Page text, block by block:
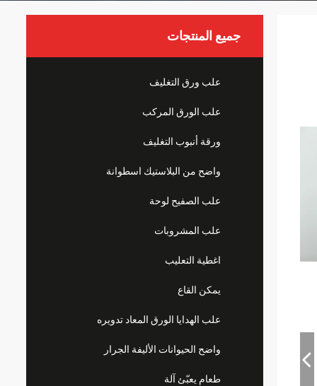
جميع المنتجات
علب ورق التغليف
علب الورق المركب
ورقة أنبوب التغليف
واضح من البلاستيك اسطوانة
علب الصفيح لوحة
علب المشروبات
اغطية التعليب
يمكن القاع
علب الهدايا الورق المعاد تدويره
واضح الحيوانات الأليفة الجرار
طعام يعبّئ آلة